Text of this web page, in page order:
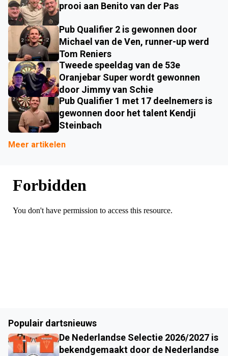
prooi aan Benito van der Pas
Pub Qualifier 2 is gewonnen door
Michael van de Ven, runner-up werd
Tom Reniers
Tweede speeldag van de 53e
Oranjebar Super wordt gewonnen
door Jimmy van Schie
Pub Qualifier 1 met 17 deelnemers is
gewonnen door het talent Kendji
Steinbach
Meer artikelen
Populair dartsnieuws
De Nederlandse Selectie 2026/2027 is
bekendgemaakt door de Nederlandse